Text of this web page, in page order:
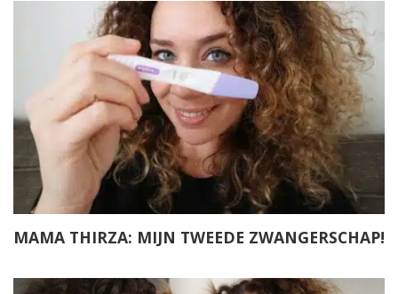
MAMA THIRZA: MIJN TWEEDE ZWANGERSCHAP!